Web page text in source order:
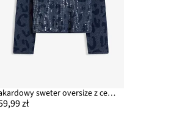
Żakardowy sweter oversize z cekinami
zł